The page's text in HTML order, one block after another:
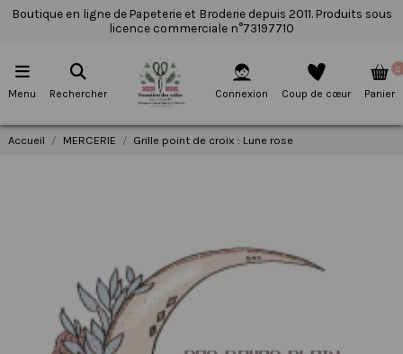
Boutique en ligne de Papeterie et Broderie depuis 2011. Produits sous
licence commerciale n°73197710
Menu Rechercher Connexion Coup de cœur
0
Panier
Accueil MERCERIE Grille point de croix : Lune rose